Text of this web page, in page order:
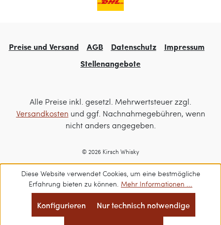
Preise und Versand AGB Datenschutz
Impressum
Stellenangebote
Alle Preise inkl. gesetzl. Mehrwertsteuer zzgl.
Versandkosten und ggf. Nachnahmegebühren, wenn
nicht anders angegeben.
© 2026 Kirsch Whisky
Diese Website verwendet Cookies, um eine bestmögliche
Erfahrung bieten zu können. Mehr Informationen ...
Nur technisch notwendige
Konfigurieren